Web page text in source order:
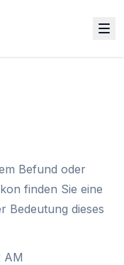
Befund oder
finden Sie eine
Bedeutung dieses
AM